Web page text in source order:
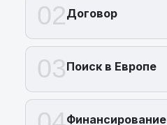
02Договор
03Поиск в Европе
Финансирование